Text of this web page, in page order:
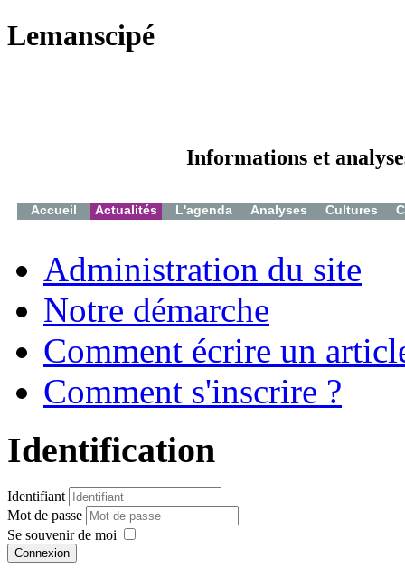
Lemanscipé
Informations et
Accueil Actualités L'agenda Analyses Cultures
Administration du site
Notre démarche
Comment écrire un
Comment s'inscrire ?
Identification
Identifiant
Mot de passe
Se souvenir de moi
Connexion